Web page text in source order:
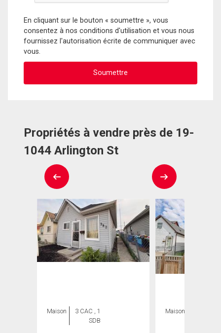
En cliquant sur le bouton « soumettre », vous
consentez à nos conditions d'utilisation et vous nous
fournissez l'autorisation écrite de communiquer avec
vous.
Propriétés à vendre près de 19-
1044 Arlington St
Maison
3 CAC , 1
SDB
Maison